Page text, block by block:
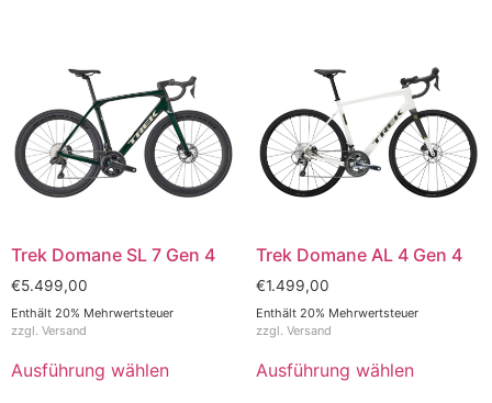
Trek Domane SL 7 Gen 4
€5.499,00
Enthält 20% Mehrwertsteuer
zzgl. Versand
Ausführung wählen
Trek Domane AL 4 Gen 4
€1.499,00
Enthält 20% Mehrwertsteuer
zzgl. Versand
Ausführung wählen